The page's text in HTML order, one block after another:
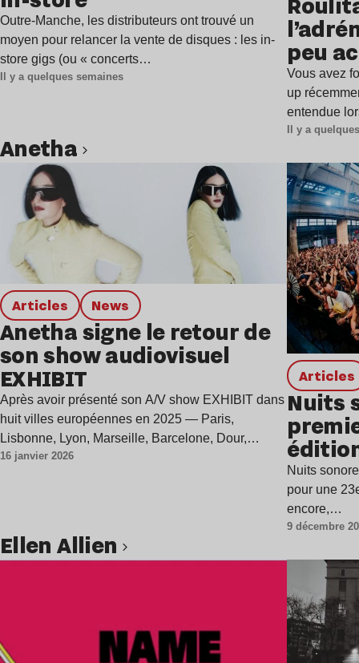
Outre-Manche, les distributeurs ont trouvé un
moyen pour relancer la vente de disques : les in-
store gigs (ou « concerts…
Il y a quelques semaines
peu
Vous avez
up
entendue
Il y a
Anetha
Articles news
Anetha signe le retour de
son show audiovisuel
EXHIBIT
Après avoir présenté son A/V show EXHIBIT dans
huit villes européennes en 2025 — Paris,
Lisbonne, Lyon, Marseille, Barcelone, Dour,…
16 janvier 2026
Articles
Nuits
Nuits
pour une
encore,…
9 décembre
Lire l’article
Ellen Allien